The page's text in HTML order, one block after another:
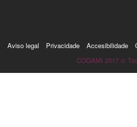
Aviso legal Privacidade Accesibilidade
COGAMI 2017 ©